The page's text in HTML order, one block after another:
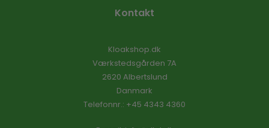
Kontakt
Kloakshop.dk
Værkstedsgården 7A
2620 Albertslund
Danmark
Telefonnr.: +45 4343 4360